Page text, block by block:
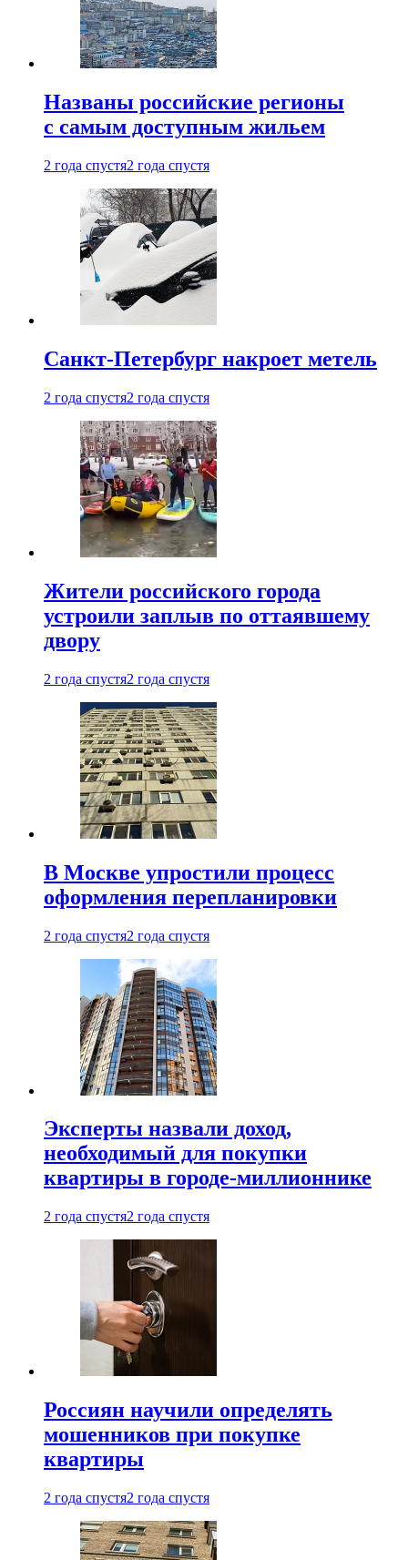
Названы российские регионы
с самым доступным жильем
2 года спустя2 года спустя
Санкт-Петербург накроет метель
2 года спустя2 года спустя
Жители российского города
устроили заплыв по оттаявшему
двору
2 года спустя2 года спустя
В Москве упростили процесс
оформления перепланировки
2 года спустя2 года спустя
Эксперты назвали доход,
необходимый для покупки
квартиры в городе-миллионнике
2 года спустя2 года спустя
Россиян научили определять
мошенников при покупке
квартиры
2 года спустя2 года спустя